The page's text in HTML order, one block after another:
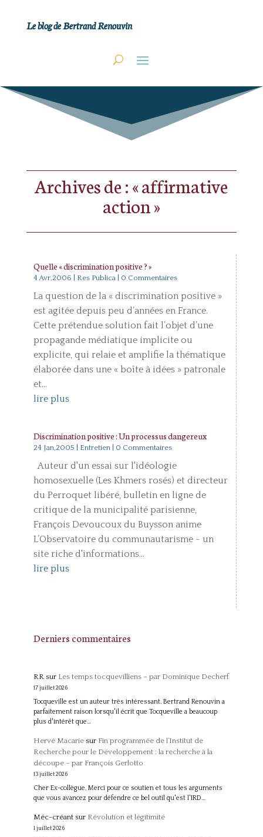
Le blog de Bertrand Renouvin
Archives de : « affirmative
action »
Quelle « discrimination positive ? »
4 Avr,2006 Res Publica| 0 Commentaires
La question de la « discrimination positive »
est agitée depuis peu d’années en France.
Cette prétendue solution fait l’objet d’une
propagande médiatique implicite ou
explicite, qui relaie et amplifie la thématique
élaborée dans une « boîte à idées » patronale
et...
lire plus
Discrimination positive : Un processus dangereux
24 Jan,2005 Entretien| 0 Commentaires
Auteur d'un essai sur l'idéologie
homosexuelle (Les Khmers rosés) et directeur
du Perroquet libéré, bulletin en ligne de
critique de la municipalité parisienne,
François Devoucoux du Buysson anime
L’Observatoire du communautarisme - un
site riche d'informations...
lire plus
Derniers commentaires
RRsur Les temps tocquevilliens – par Dominique Decherf
17 juillet 2026
Tocqueville est un auteur très intéressant. Bertrand Renouvin a
parfaitement raison lorsqu'il écrit que Tocqueville a beaucoup
plus d'intérêt que…
Hervé Macariesur Fin programmée de l’Institut de
Recherche pour le Développement : la recherche à la
découpe – par François Gerlotto
13 juillet 2026
Cher Ex-collègue, Merci pour ce soutien et tous les arguments
que vous avancez pour défendre ce bel outil qu'est l'IRD…
Méc-créantsur Révolution et légitimité
1 juillet 2026